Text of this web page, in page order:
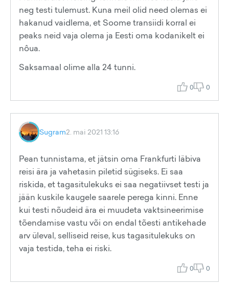
neg testi tulemust. Kuna meil olid need olemas ei
hakanud vaidlema, et Soome transiidi korral ei
peaks neid vaja olema ja Eesti oma kodanikelt ei
nôua.
Saksamaal olime alla 24 tunni.
0 0
Sugram2. mai 2021 13:16
Pean tunnistama, et jätsin oma Frankfurti läbiva
reisi ära ja vahetasin piletid sügiseks. Ei saa
riskida, et tagasitulekuks ei saa negatiivset testi ja
jään kuskile kaugele saarele perega kinni. Enne
kui testi nõudeid ära ei muudeta vaktsineerimise
tõendamise vastu või on endal tõesti antikehade
arv üleval, selliseid reise, kus tagasitulekuks on
vaja testida, teha ei riski.
0 0